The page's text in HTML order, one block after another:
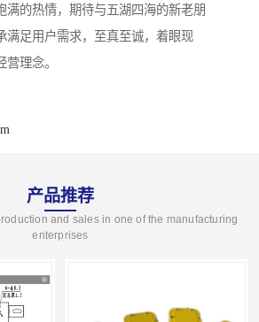
满的热情，期待与五湖四海的新老朋
满足用户需求，至真至诚，着眼现
理念。
产品推荐
and sales in one of the manufacturing
enterprises